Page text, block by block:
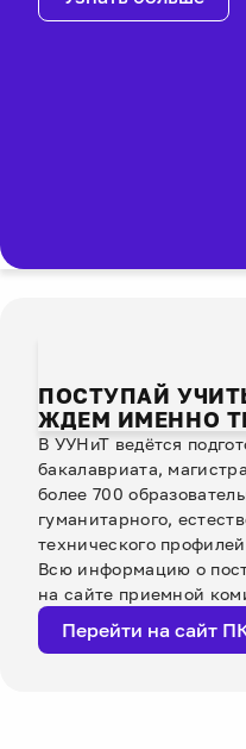
ПОСТУПАЙ
ЖДЕМ ИМЕННО
В УУНиТ ведётся
бакалавриата,
более 700
гуманитарного,
технического
Всю информацию о
на сайте приемной
Перейти на сайт